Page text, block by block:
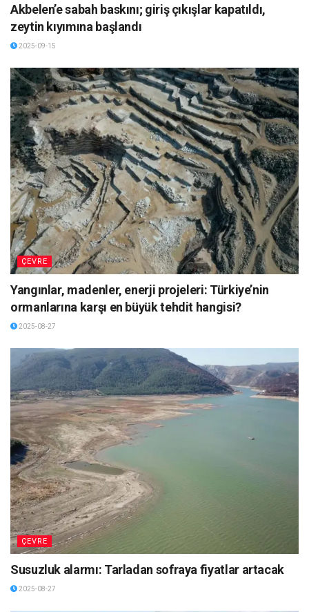
Akbelen’e sabah baskını; giriş çıkışlar kapatıldı,
zeytin kıyımına başlandı
2025-09-15
ÇEVRE
Yangınlar, madenler, enerji projeleri: Türkiye’nin
ormanlarına karşı en büyük tehdit hangisi?
2025-08-27
ÇEVRE
Susuzluk alarmı: Tarladan sofraya fiyatlar artacak
2025-08-27